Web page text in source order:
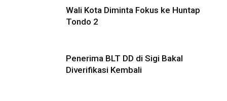
Wali Kota Diminta Fokus ke Huntap
Tondo 2
Penerima BLT DD di Sigi Bakal
Diverifikasi Kembali